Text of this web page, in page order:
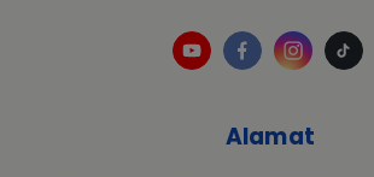
Alamat